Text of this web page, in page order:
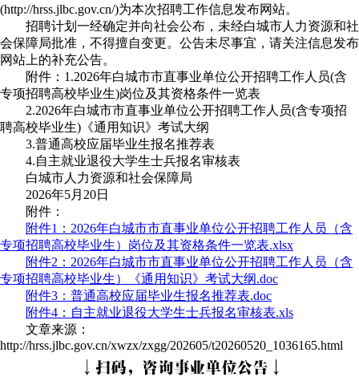
(http://hrss.jlbc.gov.cn/)为本次招聘工作信息发布网站。
招聘计划一经确定并向社会公布，未经白城市人力资源和社
会保障局批准，不得擅自变更。公告未尽事宜，请关注信息发布
网站上的补充公告。
附件：1.2026年白城市市直事业单位公开招聘工作人员(含
专项招聘高校毕业生)岗位及其资格条件一览表
2.2026年白城市市直事业单位公开招聘工作人员(含专项招
聘高校毕业生)《通用知识》考试大纲
3.普通高校应届毕业生报名推荐表
4.自主就业退役大学生士兵报名审核表
白城市人力资源和社会保障局
2026年5月20日
附件：
附件1：2026年白城市市直事业单位公开招聘工作人员（含
专项招聘高校毕业生）岗位及其资格条件一览表.xlsx
附件2：2026年白城市市直事业单位公开招聘工作人员（含
专项招聘高校毕业生）《通用知识》考试大纲.doc
附件3：普通高校应届毕业生报名推荐表.doc
附件4：自主就业退役大学生士兵报名审核表.xls
文章来源：
http://hrss.jlbc.gov.cn/xwzx/zxgg/202605/t20260520_1036165.html